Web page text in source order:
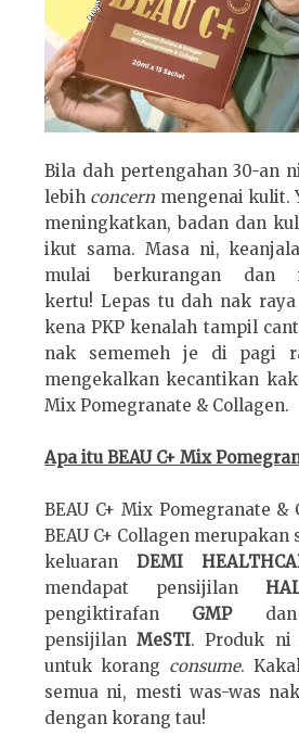
Bila dah pertengahan 30-an
lebih concern mengenai kulit.
meningkatkan, badan dan
ikut sama. Masa ni,
mulai berkurangan dan
kertu! Lepas tu dah nak
kena PKP kenalah tampil
nak sememeh je di pagi
mengekalkan kecantikan
Mix Pomegranate & Collagen.
Apa itu BEAU C+ Mix
BEAU C+ Mix Pomegranate &
BEAU C+ Collagen
keluaran DEMI
mendapat pensijilan
pengiktirafan GMPdan
pensijilanMeSTI. Produk ni
untuk korang consume.
semua ni, mesti was-was
dengan korang tau!